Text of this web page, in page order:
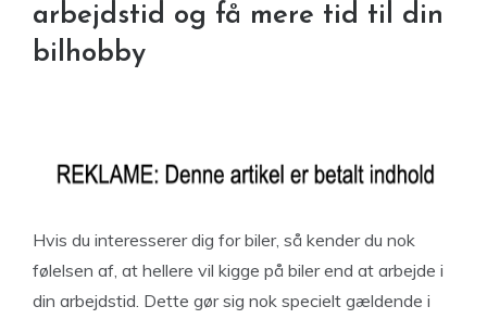
arbejdstid og få mere tid til din
bilhobby
Hvis du interesserer dig for biler, så kender du nok
følelsen af, at hellere vil kigge på biler end at arbejde i
din arbejdstid. Dette gør sig nok specielt gældende i